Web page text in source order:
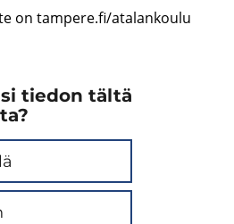
on tam­pe­re.fi/ata­lan­kou­lu
tiedon tältä